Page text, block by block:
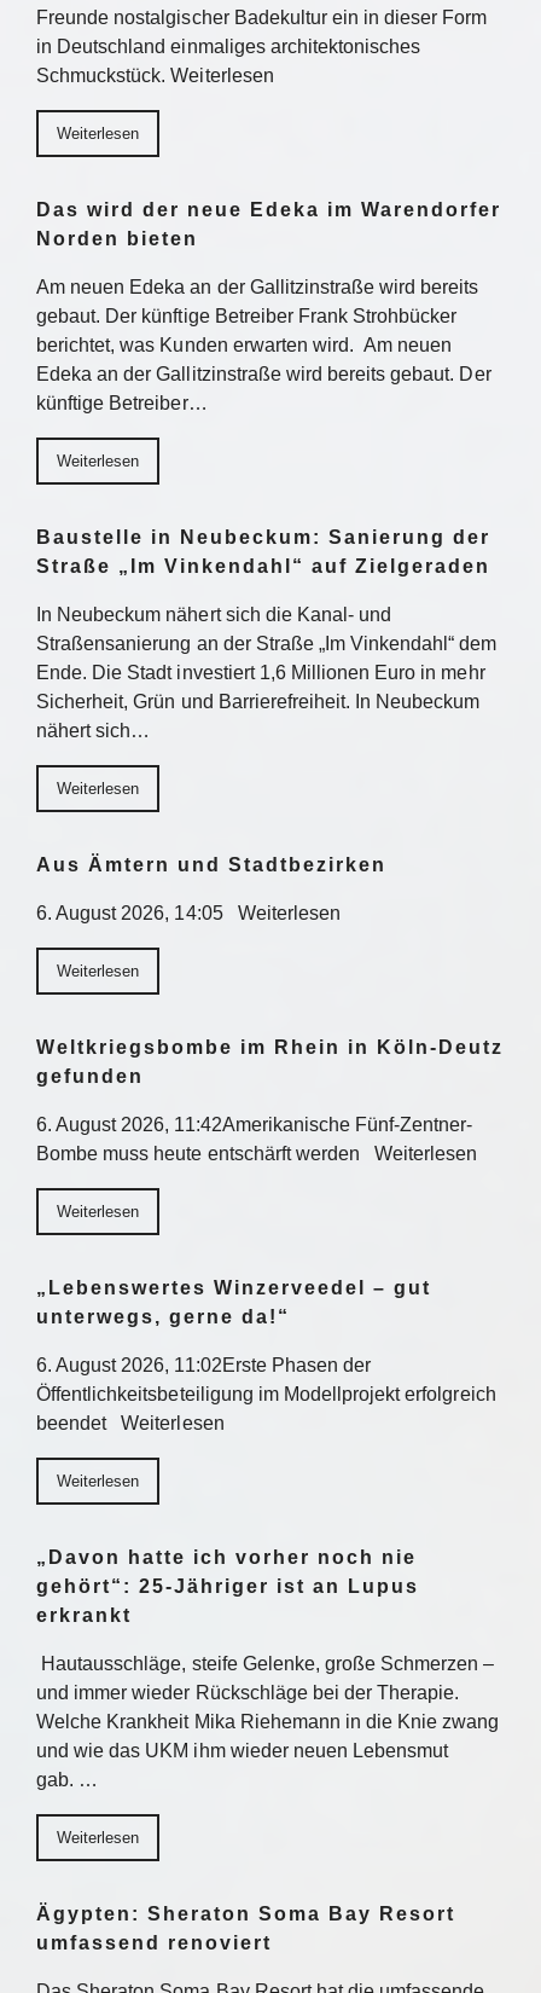
Freunde nostalgischer Badekultur ein in dieser Form
in Deutschland einmaliges architektonisches
Schmuckstück. Weiterlesen
Weiterlesen
Das wird der neue Edeka im Warendorfer
Norden bieten
Am neuen Edeka an der Gallitzinstraße wird bereits
gebaut. Der künftige Betreiber Frank Strohbücker
berichtet, was Kunden erwarten wird. Am neuen
Edeka an der Gallitzinstraße wird bereits gebaut. Der
künftige Betreiber…
Weiterlesen
Baustelle in Neubeckum: Sanierung der
Straße „Im Vinkendahl“ auf Zielgeraden
In Neubeckum nähert sich die Kanal- und
Straßensanierung an der Straße „Im Vinkendahl“ dem
Ende. Die Stadt investiert 1,6 Millionen Euro in mehr
Sicherheit, Grün und Barrierefreiheit. In Neubeckum
nähert sich…
Weiterlesen
Aus Ämtern und Stadtbezirken
6. August 2026, 14:05 Weiterlesen
Weiterlesen
Weltkriegsbombe im Rhein in Köln-Deutz
gefunden
6. August 2026, 11:42Amerikanische Fünf-Zentner-
Bombe muss heute entschärft werden Weiterlesen
Weiterlesen
„Lebenswertes Winzerveedel – gut
unterwegs, gerne da!“
6. August 2026, 11:02Erste Phasen der
Öffentlichkeitsbeteiligung im Modellprojekt erfolgreich
beendet Weiterlesen
Weiterlesen
„Davon hatte ich vorher noch nie
gehört“: 25-Jähriger ist an Lupus
erkrankt
Hautausschläge, steife Gelenke, große Schmerzen –
und immer wieder Rückschläge bei der Therapie.
Welche Krankheit Mika Riehemann in die Knie zwang
und wie das UKM ihm wieder neuen Lebensmut
gab. …
Weiterlesen
Ägypten: Sheraton Soma Bay Resort
umfassend renoviert